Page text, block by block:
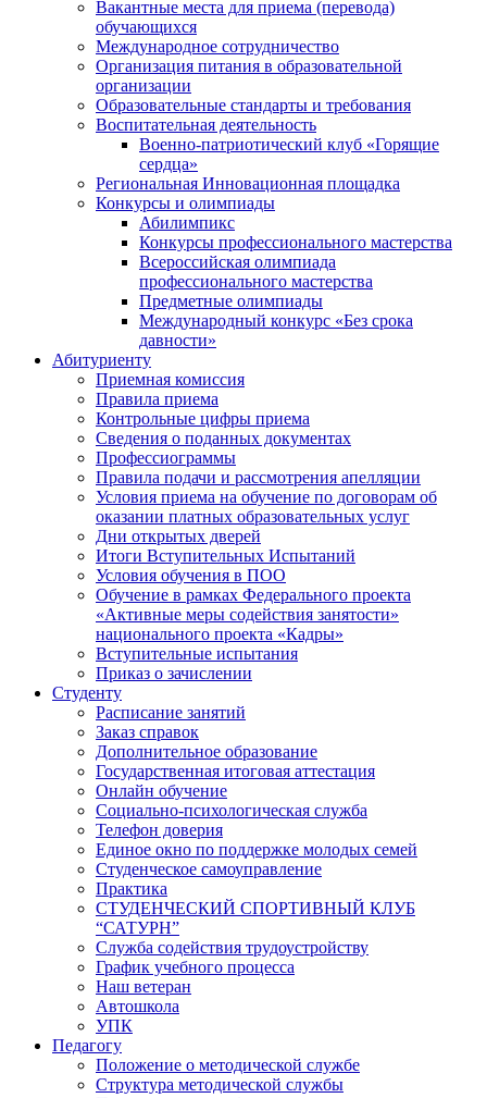
Вакантные места для приема (перевода)
обучающихся
Международное сотрудничество
Организация питания в образовательной
организации
Образовательные стандарты и требования
Воспитательная деятельность
Военно-патриотический клуб «Горящие
сердца»
Региональная Инновационная площадка
Конкурсы и олимпиады
Абилимпикс
Конкурсы профессионального мастерства
Всероссийская олимпиада
профессионального мастерства
Предметные олимпиады
Международный конкурс «Без срока
давности»
Абитуриенту
Приемная комиссия
Правила приема
Контрольные цифры приема
Сведения о поданных документах
Профессиограммы
Правила подачи и рассмотрения апелляции
Условия приема на обучение по договорам об
оказании платных образовательных услуг
Дни открытых дверей
Итоги Вступительных Испытаний
Условия обучения в ПОО
Обучение в рамках Федерального проекта
«Активные меры содействия занятости»
национального проекта «Кадры»
Вступительные испытания
Приказ о зачислении
Студенту
Расписание занятий
Заказ справок
Дополнительное образование
Государственная итоговая аттестация
Онлайн обучение
Социально-психологическая служба
Телефон доверия
Единое окно по поддержке молодых семей
Студенческое самоуправление
Практика
СТУДЕНЧЕСКИЙ СПОРТИВНЫЙ КЛУБ
“САТУРН”
Служба содействия трудоустройству
График учебного процесса
Наш ветеран
Автошкола
УПК
Педагогу
Положение о методической службе
Структура методической службы